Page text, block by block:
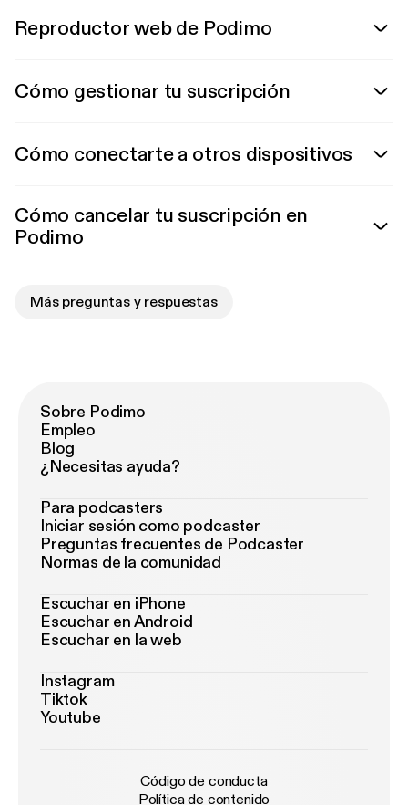
Reproductor web de Podimo
Cómo gestionar tu suscripción
Cómo conectarte a otros dispositivos
Cómo cancelar tu suscripción en
Podimo
Más preguntas y respuestas
Sobre Podimo
Empleo
Blog
¿Necesitas ayuda?
Para podcasters
Iniciar sesión como podcaster
Preguntas frecuentes de Podcaster
Normas de la comunidad
Escuchar en iPhone
Escuchar en Android
Escuchar en la web
Instagram
Tiktok
Youtube
Código de conducta
Política de contenido